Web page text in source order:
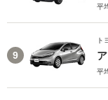
平
9
ト
平